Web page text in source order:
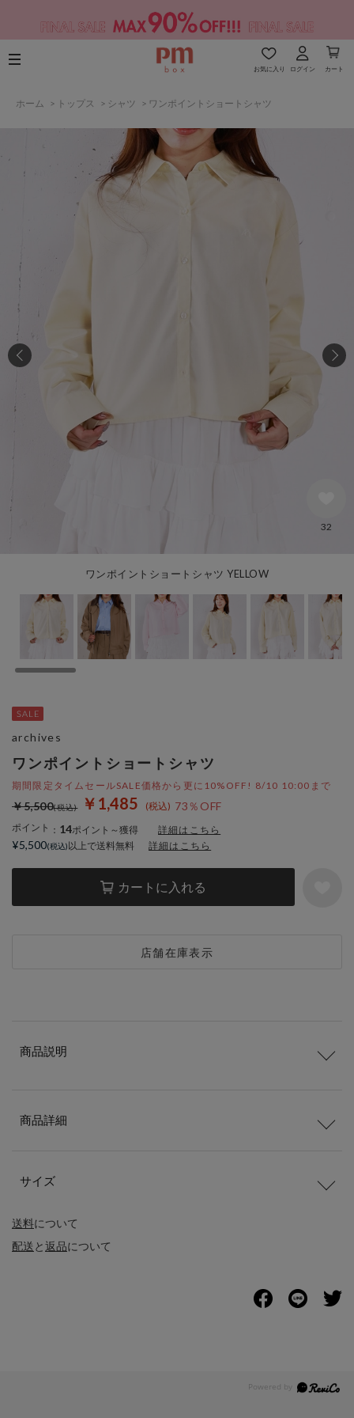
お気に入り ログイン カート
ホーム > トップス > シャツ > ワンポイントショートシャツ
ワンポイントショートシャツ YELLOW
32
ワンポイントショートシャツ
期間限定タイムセールSALE価格から更に10%OFF! 8/10 10:00まで
￥1,485 73％OFF
￥5,500
ポイント ： 14ポイント～獲得 詳細はこちら
カートに入れる
店舗在庫表示
archives
¥5,500 以上で送料無料 詳細はこちら
送料について
配送と返品について
商品説明
商品詳細
サイズ